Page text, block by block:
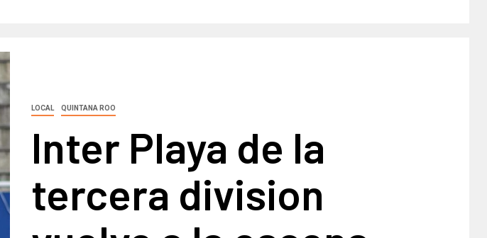
LOCAL QUINTANA ROO
Inter Playa de la
tercera division